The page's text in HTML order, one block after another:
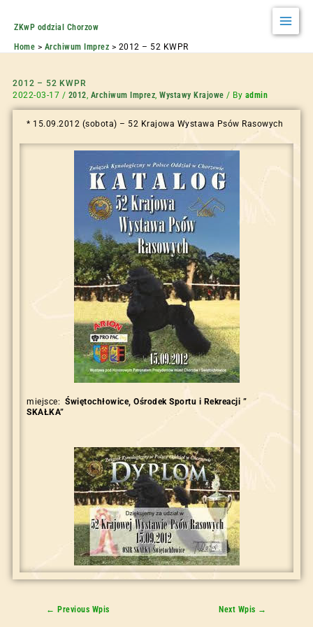
ZKwP oddzial Chorzow
Home
Archiwum Imprez 2012 – 52 KWPR
2012 – 52 KWPR
2022-03-17 / 2012, Archiwum Imprez,Wystawy Krajowe / By admin
* 15.09.2012 (sobota) – 52 Krajowa Wystawa Psów Rasowych
miejsce: Świętochłowice, Ośrodek Sportu i Rekreacji ”
SKAŁKA”
← Previous Wpis Next Wpis →